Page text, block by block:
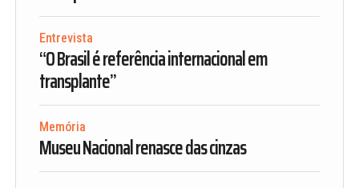
Entrevista
“O Brasil é referência internacional em
transplante”
Memória
Museu Nacional renasce das cinzas